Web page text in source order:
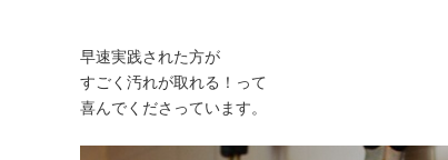
早速実践された方が
すごく汚れが取れる！って
喜んでくださっています。